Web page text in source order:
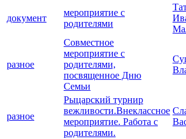
документ
мероприятие с
родителями
разное
Совместное
мероприятие с
родителями,
посвященное Дню
Семьи
разное
Рыцарский турнир
вежливости.Внеклассное
мероприятие. Работа с
родителями.